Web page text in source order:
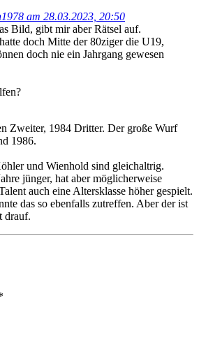
am 28.03.2023, 20:50
Bild, gibt mir aber Rätsel auf.
doch Mitte der 80ziger die U19,
doch nie ein Jahrgang gewesen
Zweiter, 1984 Dritter. Der große Wurf
1986.
und Wienhold sind gleichaltrig.
jünger, hat aber möglicherweise
auch eine Altersklasse höher gespielt.
das so ebenfalls zutreffen. Aber der ist
drauf.